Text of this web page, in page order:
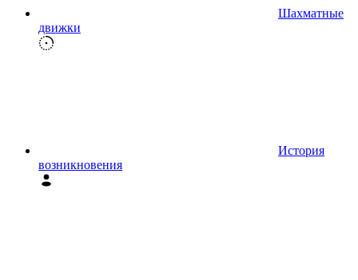
Шахматные
движки
История
возникновения